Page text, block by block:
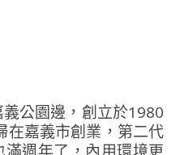
公園邊，創立於1980
在嘉義市創業，第二代